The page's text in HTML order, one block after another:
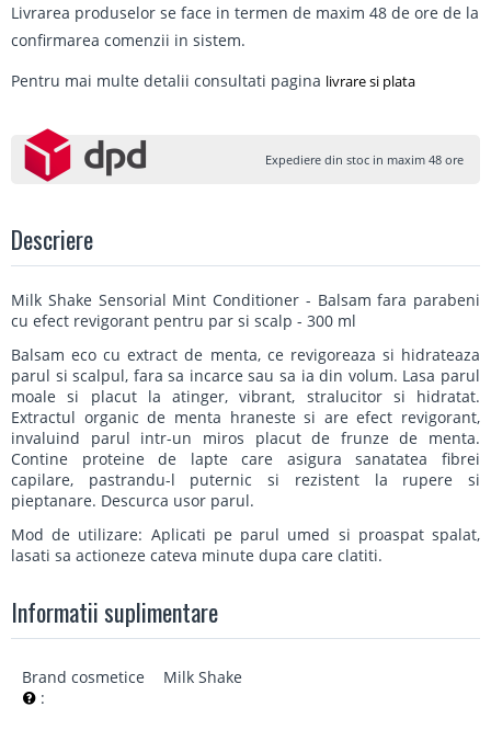
Livrarea produselor se face in termen de maxim 48 de ore de la
confirmarea comenzii in sistem.
Pentru mai multe detalii consultati pagina livrare si plata
Expediere din stoc in maxim 48 ore
Descriere
Milk Shake Sensorial Mint Conditioner - Balsam fara parabeni
cu efect revigorant pentru par si scalp - 300 ml
Balsam eco cu extract de menta, ce revigoreaza si hidrateaza
parul si scalpul, fara sa incarce sau sa ia din volum. Lasa parul
moale si placut la atinger, vibrant, stralucitor si hidratat.
Extractul organic de menta hraneste si are efect revigorant,
invaluind parul intr-un miros placut de frunze de menta.
Contine proteine de lapte care asigura sanatatea fibrei
capilare, pastrandu-l puternic si rezistent la rupere si
pieptanare. Descurca usor parul.
Mod de utilizare: Aplicati pe parul umed si proaspat spalat,
lasati sa actioneze cateva minute dupa care clatiti.
Informatii suplimentare
Brand cosmetice
:
Milk Shake